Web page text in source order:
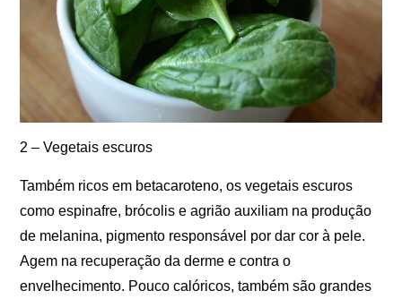
2 – Vegetais escuros
Também ricos em betacaroteno, os vegetais escuros
como espinafre, brócolis e agrião auxiliam na produção
de melanina, pigmento responsável por dar cor à pele.
Agem na recuperação da derme e contra o
envelhecimento. Pouco calóricos, também são grandes